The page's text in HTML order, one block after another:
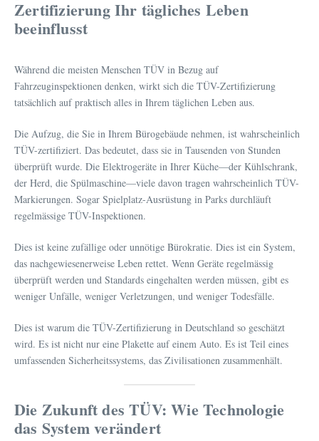
Zertifizierung Ihr tägliches Leben
beeinflusst
Während die meisten Menschen TÜV in Bezug auf
Fahrzeuginspektionen denken, wirkt sich die TÜV-Zertifizierung
tatsächlich auf praktisch alles in Ihrem täglichen Leben aus.
Die Aufzug, die Sie in Ihrem Bürogebäude nehmen, ist wahrscheinlich
TÜV-zertifiziert. Das bedeutet, dass sie in Tausenden von Stunden
überprüft wurde. Die Elektrogeräte in Ihrer Küche—der Kühlschrank,
der Herd, die Spülmaschine—viele davon tragen wahrscheinlich TÜV-
Markierungen. Sogar Spielplatz-Ausrüstung in Parks durchläuft
regelmässige TÜV-Inspektionen.
Dies ist keine zufällige oder unnötige Bürokratie. Dies ist ein System,
das nachgewiesenerweise Leben rettet. Wenn Geräte regelmässig
überprüft werden und Standards eingehalten werden müssen, gibt es
weniger Unfälle, weniger Verletzungen, und weniger Todesfälle.
Dies ist warum die TÜV-Zertifizierung in Deutschland so geschätzt
wird. Es ist nicht nur eine Plakette auf einem Auto. Es ist Teil eines
umfassenden Sicherheitssystems, das Zivilisationen zusammenhält.
Die Zukunft des TÜV: Wie Technologie
das System verändert